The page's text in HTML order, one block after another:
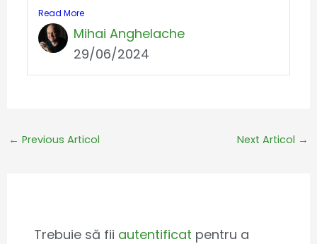
Read More
Mihai Anghelache
29/06/2024
← Previous Articol Next Articol →
Trebuie să fii autentificat pentru a